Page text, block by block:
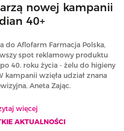
nowej kampanii
40+
do Aflofarm Farmacja Polska,
spot reklamowy produktu
40. roku życia - żelu do higieny
kampanii wzięła udział znana
Aneta Zając.
więcej
AKTUALNOŚCI